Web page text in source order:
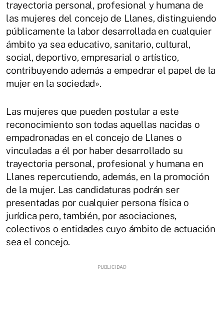
trayectoria personal, profesional y humana de
las mujeres del concejo de Llanes, distinguiendo
públicamente la labor desarrollada en cualquier
ámbito ya sea educativo, sanitario, cultural,
social, deportivo, empresarial o artístico,
contribuyendo además a empedrar el papel de la
mujer en la sociedad».
Las mujeres que pueden postular a este
reconocimiento son todas aquellas nacidas o
empadronadas en el concejo de Llanes o
vinculadas a él por haber desarrollado su
trayectoria personal, profesional y humana en
Llanes repercutiendo, además, en la promoción
de la mujer. Las candidaturas podrán ser
presentadas por cualquier persona física o
jurídica pero, también, por asociaciones,
colectivos o entidades cuyo ámbito de actuación
sea el concejo.